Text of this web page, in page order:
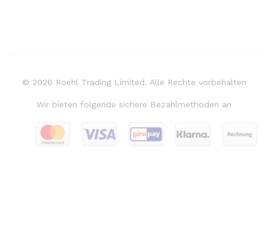
© 2026 Roehl Trading Limited. Alle Rechte vorbehalten
Wir bieten folgende sichere Bezahlmethoden an